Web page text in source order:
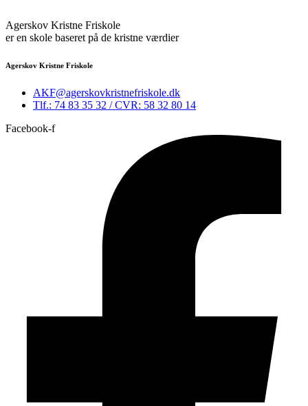
Agerskov Kristne Friskole
er en skole baseret på de kristne værdier
Agerskov Kristne Friskole
AKF@agerskovkristnefriskole.dk
Tlf.: 74 83 35 32 / CVR: 58 32 80 14
Facebook-f